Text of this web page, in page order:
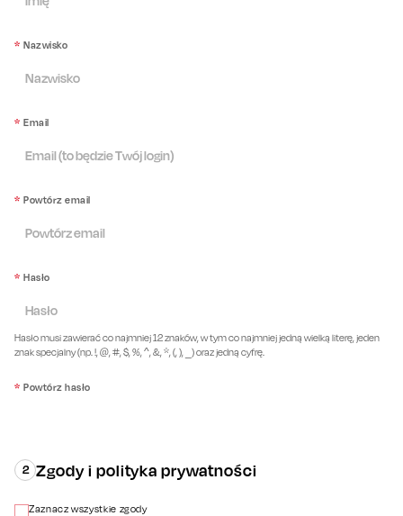
* Nazwisko
* Email
* Powtórz email
* Hasło
Hasło musi zawierać co najmniej 12 znaków, w tym co najmniej jedną wielką literę, jeden
znak specjalny (np. !, @, #, $, %, ^, &, *, (, ), _) oraz jedną cyfrę.
* Powtórz hasło
2 Zgody i polityka prywatności
Zaznacz wszystkie zgody